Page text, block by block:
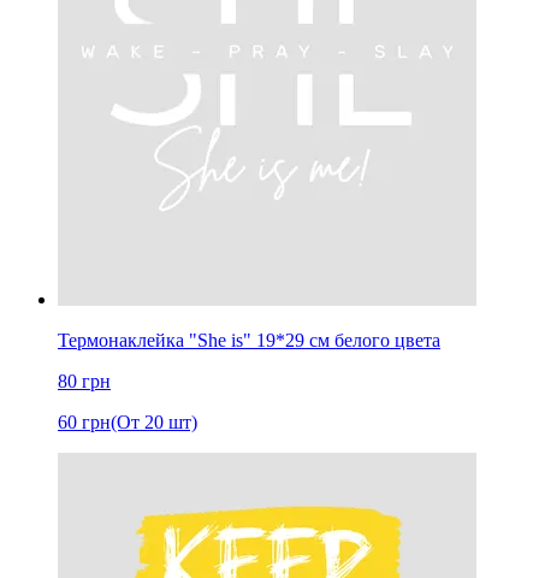
Термонаклейка "She is" 19*29 см белого цвета
80 грн
60 грн(От 20 шт)